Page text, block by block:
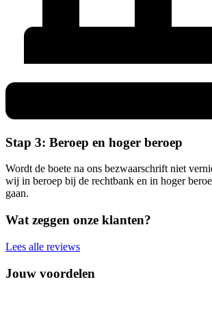
Stap 3: Beroep en hoger beroep
Wordt de boete na ons bezwaarschrift niet
wij in beroep bij de rechtbank en in hoger
gaan.
Wat zeggen onze klanten?
Lees alle reviews
Jouw voordelen